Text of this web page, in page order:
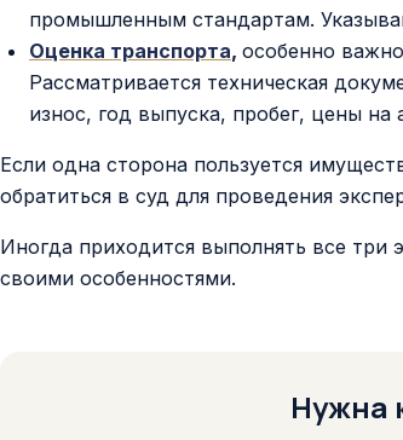
промышленным стандартам.
Оценка транспорта, особенно
Рассматривается техническая
износ, год выпуска, пробег, цены на
Если одна сторона пользуется
обратиться в суд для проведения
Иногда приходится выполнять все три
своими особенностями.
Нужна